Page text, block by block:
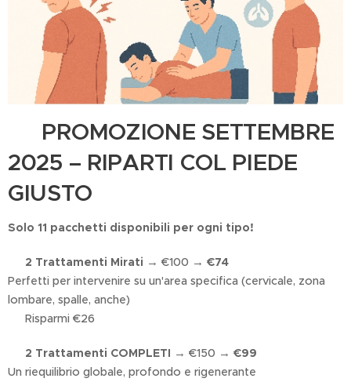
🔥 PROMOZIONE SETTEMBRE
2025 – RIPARTI COL PIEDE
GIUSTO
Solo 11 pacchetti disponibili per ogni tipo!
2 Trattamenti Mirati → €100 → €74
Perfetti per intervenire su un'area specifica (cervicale, zona
lombare, spalle, anche)
✔ Risparmi €26
2 Trattamenti COMPLETI → €150 → €99
Un riequilibrio globale, profondo e rigenerante